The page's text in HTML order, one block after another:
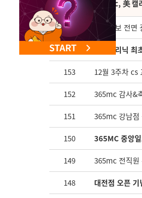
365mc, 美 캘
155 조선일보 전
154 비만클리닉
153 12월 3주차 cs
152 365mc 감사&
151 365mc 강남점
150 365MC 중앙
149 365mc 전직원
148 대전점 오픈